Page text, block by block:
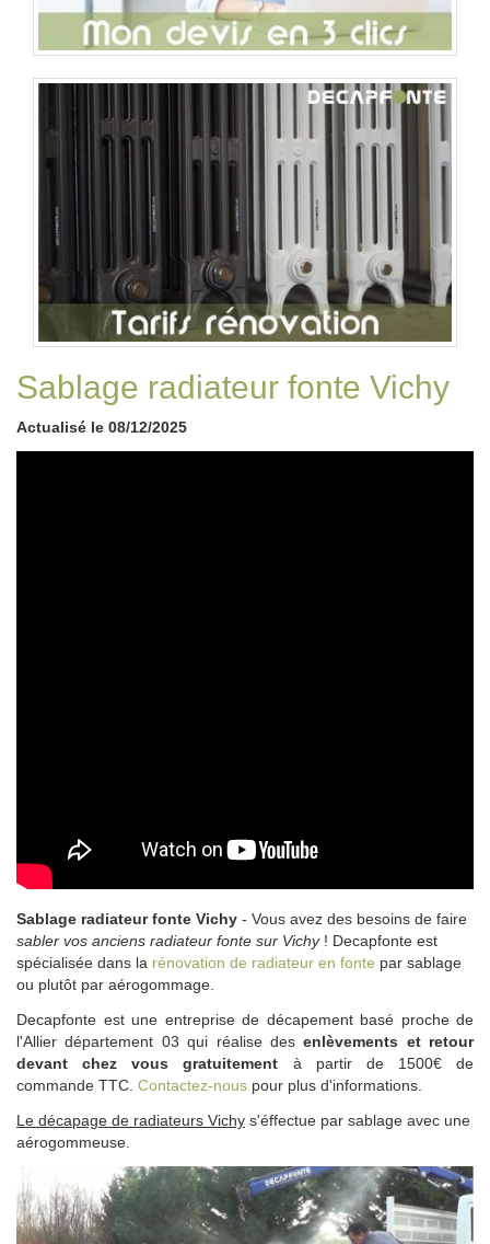
Sablage radiateur fonte Vichy
Actualisé le 08/12/2025
Sablage radiateur fonte Vichy - Vous avez des besoins de faire
sabler vos anciens radiateur fonte sur Vichy! Decapfonte est
spécialisée dans la rénovation de radiateur en fonte par sablage
ou plutôt par aérogommage.
Decapfonte est une entreprise de décapement basé proche de
l'Allier département 03 qui réalise desenlèvements et retour
devant chez vous gratuitement à partir de 1500€ de
commande TTC. Contactez-nous pour plus d'informations.
Le décapage de radiateurs Vichy s'éffectue par sablage avec une
aérogommeuse.